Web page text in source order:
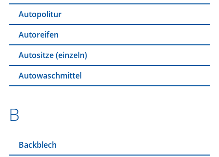
Autopolitur
Autoreifen
Autositze (einzeln)
Autowaschmittel
B
Backblech